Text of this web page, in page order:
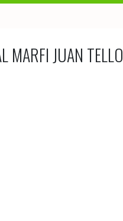
MARFI JUAN TELLO